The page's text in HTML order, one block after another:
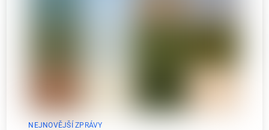
NEJNOVĚJŠÍ ZPRÁVY